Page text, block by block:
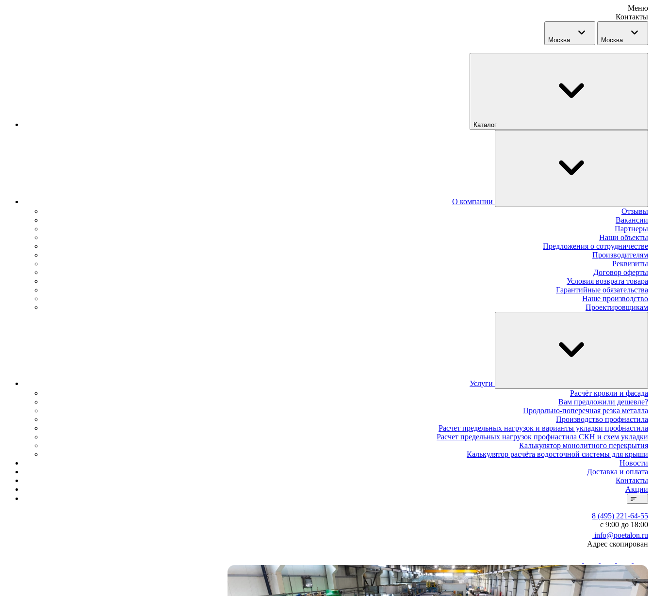
Меню
Контакты
Москва Москва
Каталог
О компании
Отзывы
Вакансии
Партнеры
Наши объекты
Предложения о сотрудничестве
Производителям
Реквизиты
Договор оферты
Условия возврата товара
Гарантийные обязательства
Наше производство
Проектировщикам
Услуги
Расчёт кровли и фасада
Вам предложили дешевле?
Продольно-поперечная резка металла
Производство профнастила
Расчет предельных нагрузок и варианты укладки профнастила
Расчет предельных нагрузок профнастила СКН и схем укладки
Калькулятор монолитного перекрытия
Калькулятор расчёта водосточной системы для крыши
Новости
Доставка и оплата
Контакты
Акции
8 (495) 221-64-55
с 9:00 до 18:00
info@poetalon.ru
Адрес скопирован